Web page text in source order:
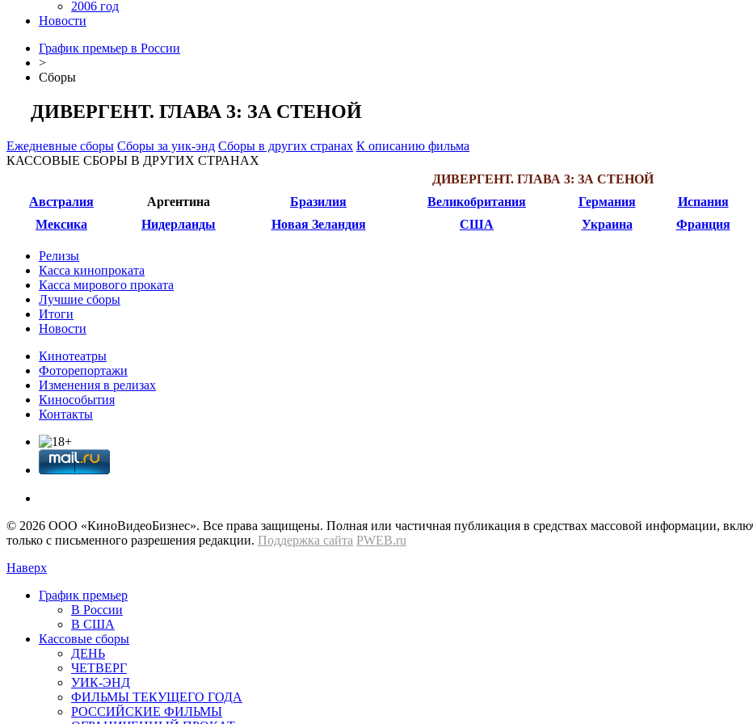
2006 год
Новости
График премьер в России
>
Сборы
ДИВЕРГЕНТ. ГЛАВА 3: ЗА СТЕНОЙ
Ежедневные сборы Сборы за уик-энд Сборы в других странах К описанию фильма
КАССОВЫЕ СБОРЫ В ДРУГИХ СТРАНАХ
ДИВЕРГЕНТ. ГЛАВА 3: ЗА СТЕНОЙ
Австралия
Аргентина Бразилия Великобритания Германия Испания
Мексика
Нидерланды Новая Зеландия США Украина Франция
Релизы
Касса кинопроката
Касса мирового проката
Лучшие сборы
Итоги
Новости
Кинотеатры
Фоторепортажи
Изменения в релизах
Кинособытия
Контакты
© 2026 OOО «КиноВидеоБизнес». Все права защищены. Полная или частичная публикация в средствах массовой информации,
только с письменного разрешения редакции. Поддержка сайта PWEB.ru
Наверх
График премьер
В России
В США
Кассовые сборы
ДЕНЬ
ЧЕТВЕРГ
УИК-ЭНД
ФИЛЬМЫ ТЕКУЩЕГО ГОДА
РОССИЙСКИЕ ФИЛЬМЫ